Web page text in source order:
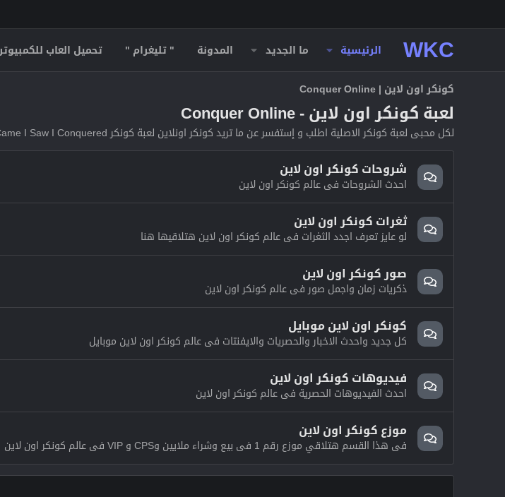
WKC الرئيسية ما الجديد المدونة " تليغرام " تحميل العاب للكمبيوتر
كونكر اون لاين | Conquer Online
لعبة كونكر اون لاين - Conquer Online
لكل محبى لعبة كونكر الاصلية اطلب و إستفسر عن ما تريد كونكر اونلاين لعبة كونكر TQ I Came I Saw I Conquered
شروحات كونكر اون لاين
احدث الشروحات فى عالم كونكر اون لاين
ثغرات كونكر اون لاين
لو عايز تعرف اجدد الثغرات فى عالم كونكر اون لاين هتلاقيها هنا
صور كونكر اون لاين
ذكريات زمان واجمل صور فى عالم كونكر اون لاين
كونكر اون لاين موبايل
كل جديد واحدث الاخبار والحصريات والايفنتات فى عالم كونكر اون لاين موبايل
فيديوهات كونكر اون لاين
احدث الفيديوهات الحصرية فى عالم كونكر اون لاين
موزع كونكر اون لاين
فى هذا القسم هتلاقي موزع رقم 1 فى بيع وشراء ملايين وCPS و VIP فى عالم كونكر اون لاين